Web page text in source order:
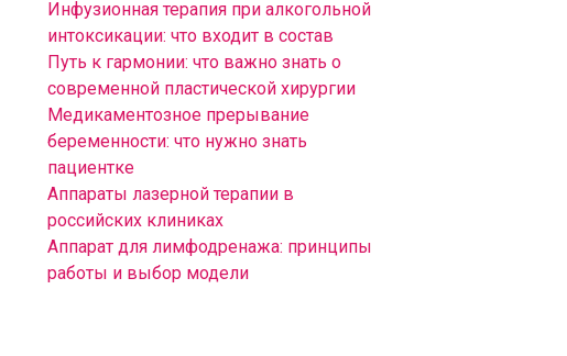
Инфузионная терапия при алкогольной
интоксикации: что входит в состав
Путь к гармонии: что важно знать о
современной пластической хирургии
Медикаментозное прерывание
беременности: что нужно знать
пациентке
Аппараты лазерной терапии в
российских клиниках
Аппарат для лимфодренажа: принципы
работы и выбор модели